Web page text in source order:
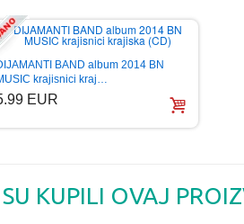
BAND album 2014 BN
krajisnici kraj…
EUR
KUPILI OVAJ